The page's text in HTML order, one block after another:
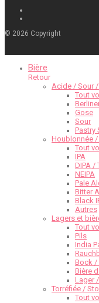
© 2026 Copyright
Bière
Retour
Acide / Sour
Tout
Gose
Sour
Pastry
Houblonnée /
Tout
IPA
DIPA /
NEIPA
Pale
Bitter
Black
Autres
Lagers et
Tout
Pils
India
Bock /
Bière
Lager
Torréfiée /
Tout